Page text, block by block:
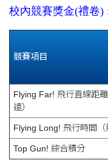
校內競賽獎金(禮卷)
競賽項目
Flying Far! 飛行直線距
遠）
Flying Long! 飛行時間（
Top Gun! 綜合積分